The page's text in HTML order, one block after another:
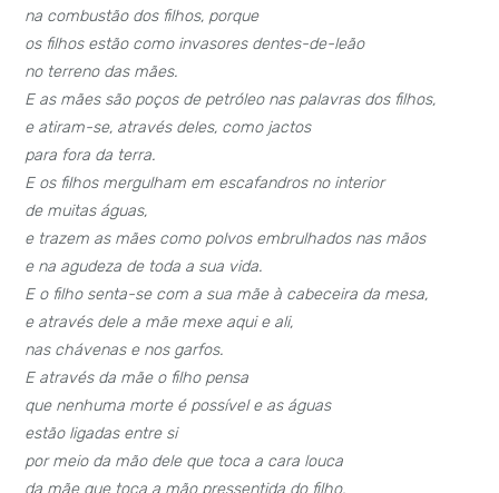
na combustão dos filhos, porque
os filhos estão como invasores dentes-de-leão
no terreno das mães.
E as mães são poços de petróleo nas palavras dos filhos,
e atiram-se, através deles, como jactos
para fora da terra.
E os filhos mergulham em escafandros no interior
de muitas águas,
e trazem as mães como polvos embrulhados nas mãos
e na agudeza de toda a sua vida.
E o filho senta-se com a sua mãe à cabeceira da mesa,
e através dele a mãe mexe aqui e ali,
nas chávenas e nos garfos.
E através da mãe o filho pensa
que nenhuma morte é possível e as águas
estão ligadas entre si
por meio da mão dele que toca a cara louca